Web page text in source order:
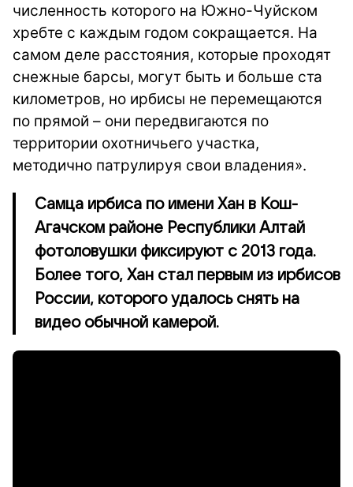
численность которого на Южно-Чуйском
хребте с каждым годом сокращается. На
самом деле расстояния, которые проходят
снежные барсы, могут быть и больше ста
километров, но ирбисы не перемещаются
по прямой – они передвигаются по
территории охотничьего участка,
методично патрулируя свои владения».
Самца ирбиса по имени Хан в Кош-
Агачском районе Республики Алтай
фотоловушки фиксируют с 2013 года.
Более того, Хан стал первым из ирбисов
России, которого удалось снять на
видео обычной камерой.